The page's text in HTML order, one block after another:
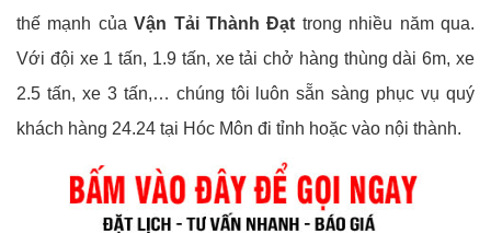
thế mạnh củaVận Tải Thành Đạt trong nhiều năm qua.
Với đội xe 1 tấn, 1.9 tấn, xe tải chở hàng thùng dài 6m, xe
2.5 tấn, xe 3 tấn,… chúng tôi luôn sẵn sàng phục vụ quý
khách hàng 24.24 tại Hóc Môn đi tỉnh hoặc vào nội thành.